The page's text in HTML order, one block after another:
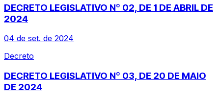
DECRETO LEGISLATIVO Nº 02, DE 1 DE ABRIL DE
2024
04 de set. de 2024
Decreto
DECRETO LEGISLATIVO Nº 03, DE 20 DE MAIO
DE 2024